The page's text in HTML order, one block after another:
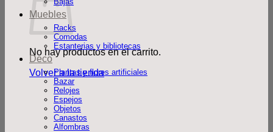
No hay productos en el carrito.
Volver a la tienda
Muebles
Racks
Comodas
Estanterias y bibliotecas
Deco
Plantas y flores artificiales
Bazar
Relojes
Espejos
Objetos
Canastos
Alfombras